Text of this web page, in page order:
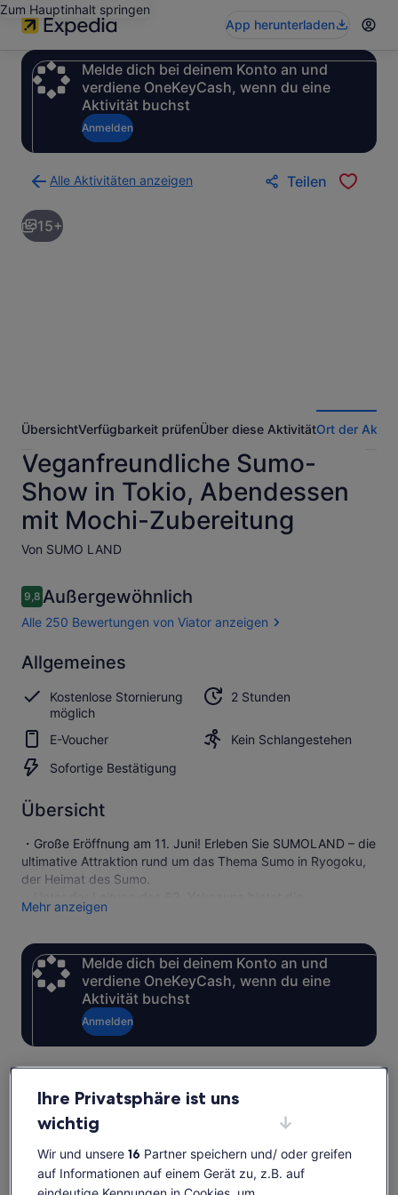
Zum Hauptinhalt springen
App herunterladen
Melde dich bei deinem Konto an und
verdiene OneKeyCash, wenn du eine
Aktivität buchst
Anmelden
Alle Aktivitäten anzeigen
zur
Ergebnisseite
für
Teilen
15+
ÜbersichtVerfügbarkeit prüfenÜber diese AktivitätOrt der
Veganfreundliche Sumo-
Show in Tokio, Abendessen
mit Mochi-Zubereitung
Von SUMO LAND
Bewertungen
9,89,8 von 10.
Außergewöhnlich
Alle 250 Bewertungen von Viator anzeigen
9.89.8 von 10
Außergewöhnlich
Alle 250
Bewertungen
von Viator
anzeigen
Allgemeines
Kostenlose Stornierung
möglich
2 Stunden
E-Voucher
Kein Schlangestehen
Sofortige Bestätigung
Übersicht
・Große Eröffnung am 11. Juni! Erleben Sie SUMOLAND – die
ultimative Attraktion rund um das Thema Sumo in Ryogoku,
der Heimat des Sumo.
Veranstaltung beeindruckende Sumo-Vorführungen
・Betreten Sie den Ring, machen Sie Fotos mit Sumo-
Ringern, genießen Sie einen authentischen Yokozuna-
Chanko-Eintopf und probieren Sie sich im Mochi-Stampfen!
※Das Sumo-Erlebnis ist ein Unterhaltungsprogramm für
Erwachsene und Kinder und unterscheidet sich vom
morgendlichen Training oder von offiziellen Turnieren.
Person pro Gruppe beschränkt oder per Los entschieden
※Die Souvenirs können je nach Saison variieren.
※Vegetarische und vegane Gerichte sind auf Anfrage
mindestens 2 Tage im Voraus erhältlich.
※Glutenfreie und Halal-Gerichte sind nicht erhältlich, Gäste
Mehr anzeigen
Melde dich bei deinem Konto an und
verdiene OneKeyCash, wenn du eine
Aktivität buchst
Anmelden
Verfügbarkeit prüfen
Daten
Sa., 8. Aug.–Sa., 22. Aug.
Reisende
Ihre Privatsphäre ist uns
wichtig
Wir und unsere 16 Partner speichern und/ oder greifen
auf Informationen auf einem Gerät zu, z.B. auf